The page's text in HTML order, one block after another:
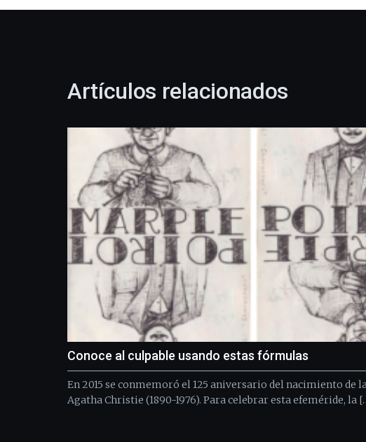
Artículos relacionados
Conoce al culpable usando estas fórmulas
En 2015 se conmemoró el 125 aniversario del nacimiento de
Agatha Christie (1890-1976). Para celebrar esta efeméride, la